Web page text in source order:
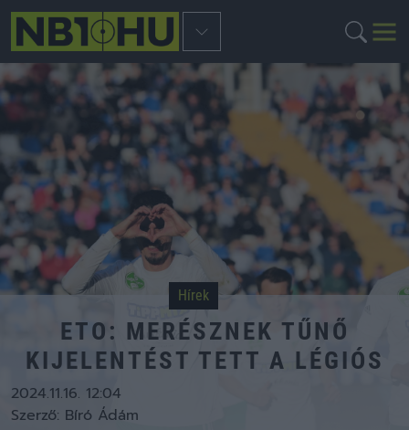
Hírek
ETO: MERÉSZNEK TŰNŐ
KIJELENTÉST TETT A LÉGIÓS
2024.11.16. 12:04
Szerző: Bíró Ádám